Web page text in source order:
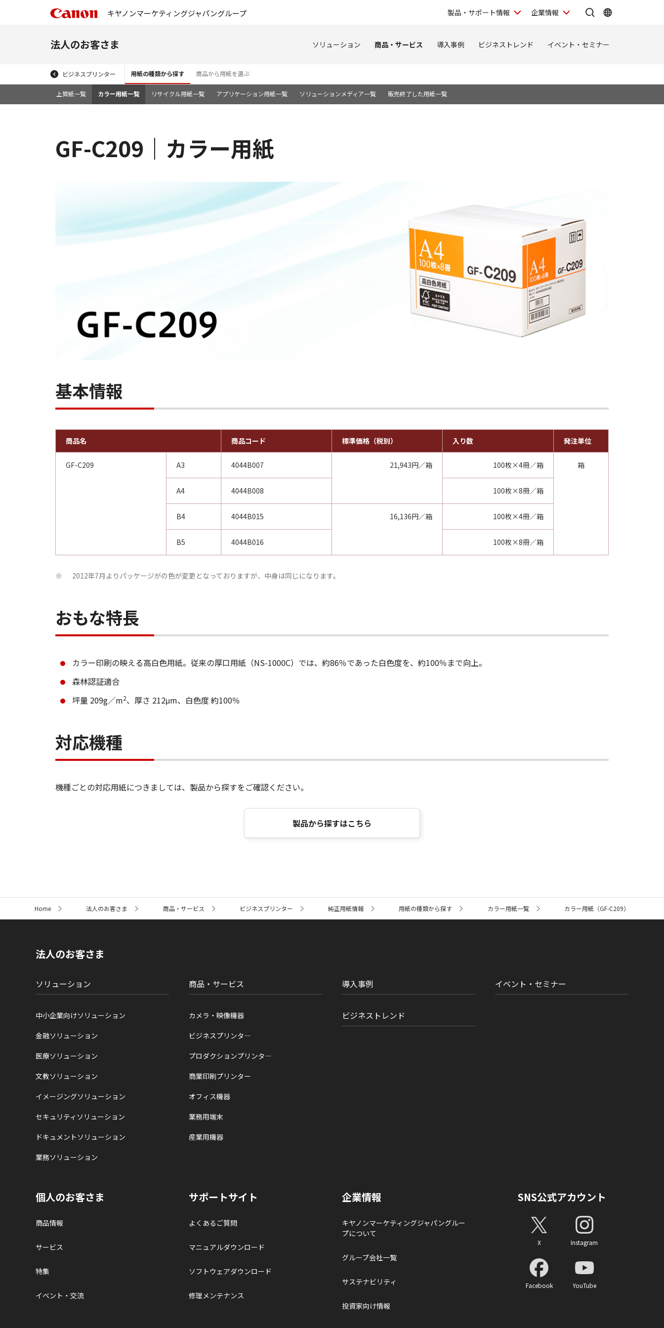
キヤノンマーケティングジャパングループ 製品・サポート情報 企業情報
法人のお客さま ソリューション 商品・サービス 導入事例 ビジネストレンド イベント・セミナー
ビジネスプリンター 用紙の種類から探す 商品から用紙を選ぶ
上質紙一覧 カラー用紙一覧 リサイクル用紙一覧 アプリケーション用紙一覧 ソリューションメディア一覧 販売終了した用紙一覧
GF-C209｜カラー用紙
基本情報
商品名 商品コード 標準価格（税別） 入り数 発注単位
GF-C209 A3 4044B007 21,943円／箱 100枚×4冊／箱 箱
A4 4044B008 100枚×8冊／箱
B4 4044B015 16,136円／箱 100枚×4冊／箱
B5 4044B016 100枚×8冊／箱
※ 2012年7月よりパッケージがの色が変更となっておりますが、中身は同じになります。
おもな特長
カラー印刷の映える高白色用紙。従来の厚口用紙（NS-1000C）では、約86％であった白色度を、約100％まで向上。
森林認証適合
坪量 209g／m2、厚さ 212μm、白色度 約100％
対応機種
機種ごとの対応用紙につきましては、製品から探すをご確認ください。
製品から探すはこちら
ト
Home 法人のお客さま 商品・サービス ビジネスプリンター 純正用紙情報 用紙の種類から探す カラー用紙一覧 カラー用紙（GF-C209）
法人のお客さま
ソリューション
中小企業向けソリューション
金融ソリューション
医療ソリューション
文教ソリューション
イメージングソリューション
セキュリティソリューション
ドキュメントソリューション
業務ソリューション
商品・サービス
カメラ・映像機器
ビジネスプリンタ―
プロダクションプリンタ―
商業印刷プリンター
オフィス機器
業務用端末
産業用機器
導入事例
ビジネストレンド
イベント・セミナー
個人のお客さま
商品情報
サービス
特集
イベント・交流
サポートサイト
よくあるご質問
マニュアルダウンロード
ソフトウェアダウンロード
修理メンテナンス
企業情報
キヤノンマーケティングジャパングルー
プについて
グループ会社一覧
サステナビリティ
投資家向け情報
SNS公式アカウント
X Instagram
Facebook YouTube